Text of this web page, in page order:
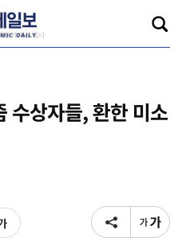
수상자들, 환한 미소